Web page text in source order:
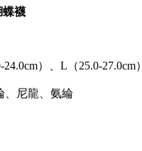
蝶襪
）、L（25.0-27.0cm）
、尼龍、氨綸